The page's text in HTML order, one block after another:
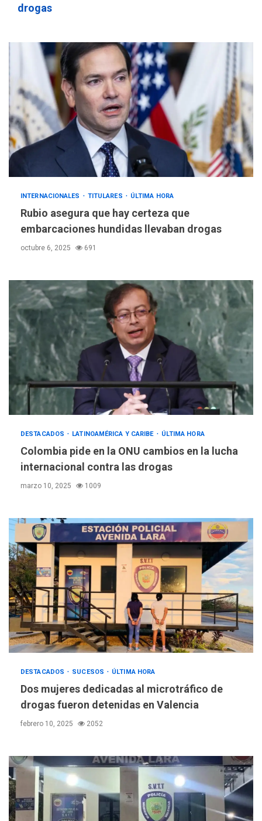
drogas
INTERNACIONALES TITULARES ÚLTIMA HORA
Rubio asegura que hay certeza que
embarcaciones hundidas llevaban drogas
octubre 6, 2025 691
DESTACADOS LATINOAMÉRICA Y CARIBE ÚLTIMA HORA
Colombia pide en la ONU cambios en la lucha
internacional contra las drogas
marzo 10, 2025 1009
DESTACADOS SUCESOS ÚLTIMA HORA
Dos mujeres dedicadas al microtráfico de
drogas fueron detenidas en Valencia
febrero 10, 2025 2052